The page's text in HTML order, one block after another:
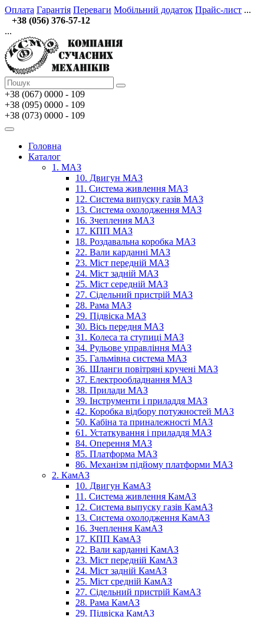
Оплата Гарантія Переваги Мобільний додаток Прайс-лист ...
+38 (056) 376-57-12
...
+38 (067) 0000 - 109
+38 (095) 0000 - 109
+38 (073) 0000 - 109
Головна
Каталог
1. МАЗ
10. Двигун МАЗ
11. Система живлення МАЗ
12. Система випуску газів МАЗ
13. Система охолодження МАЗ
16. Зчеплення МАЗ
17. КПП МАЗ
18. Роздавальна коробка МАЗ
22. Вали карданні МАЗ
23. Міст передній МАЗ
24. Міст задній МАЗ
25. Міст середній МАЗ
27. Сідельний пристрій МАЗ
28. Рама МАЗ
29. Підвіска МАЗ
30. Вісь передня МАЗ
31. Колеса та ступиці МАЗ
34. Рульове управління МАЗ
35. Гальмівна система МАЗ
36. Шланги повітряні кручені МАЗ
37. Електрообладнання МАЗ
38. Прилади МАЗ
39. Інструменти і приладдя МАЗ
42. Коробка відбору потужностей МАЗ
50. Кабіна та приналежності МАЗ
61. Устаткування і приладдя МАЗ
84. Оперення МАЗ
85. Платформа МАЗ
86. Механізм підйому платформи МАЗ
2. КамАЗ
10. Двигун КамАЗ
11. Система живлення КамАЗ
12. Система выпуску газів КамАЗ
13. Система охолодження КамАЗ
16. Зчеплення КамАЗ
17. КПП КамАЗ
22. Вали карданні КамАЗ
23. Міст передній КамАЗ
24. Міст задній КамАЗ
25. Міст средній КамАЗ
27. Сідельний пристрій КамАЗ
28. Рама КамАЗ
29. Підвіска КамАЗ